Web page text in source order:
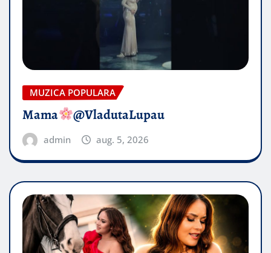
MUZICA POPULARA
Mama @VladutaLupau
admin aug. 5, 2026